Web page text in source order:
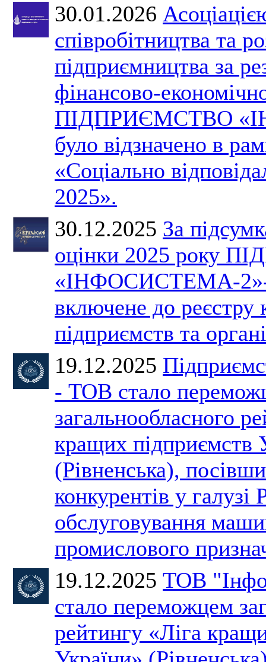
30.01.2026
співробітництва та
підприємництва за
фінансово-
ПІДПРИЄМСТВО
було відзначено в
«Соціально
2025».
30.12.2025 За
оцінки 2025 року
«ІНФОСИСТЕМА-
включене до реєстру
підприємств та
19.12.2025
- ТОВ стало
загальнообласного
кращих підприємств
(Рівненська),
конкурентів у галузі
обслуговування
промислового
19.12.2025 ТОВ
стало переможцем
рейтингу «Ліга